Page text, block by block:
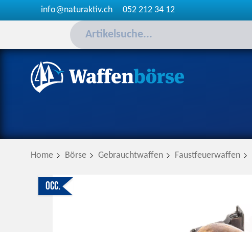
info@naturaktiv.ch 052 212 34 12
Home Börse Gebrauchtwaffen Faustfeuerwaffen
Occ.